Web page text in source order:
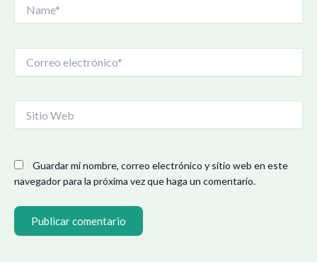
electrónico*
Web
Guardar mi nombre, correo electrónico y sitio web en este
navegador para la próxima vez que haga un comentario.